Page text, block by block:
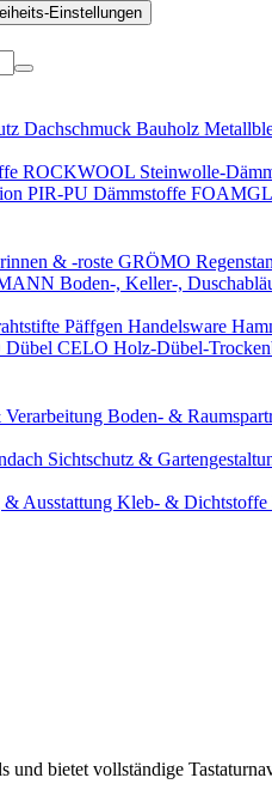
Einstellungen
Dachschmuck Bauholz
ROCKWOOL Steinwolle-
PIR-PU Dämmstoffe
& -roste GRÖMO
Boden-, Keller-,
Päffgen Handelsware
Dübel CELO Holz-Dübel-
Boden- &
Sichtschutz &
Ausstattung Kleb- & Dichtstoffe
und bietet vollständige